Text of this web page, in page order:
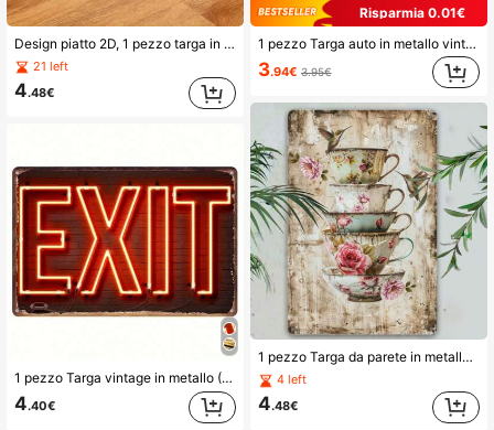
Design piatto 2D, 1 pezzo targa in ferro retrò - Tema 66, arte da parete in stile rurale e decorazione da esterno, 150*30cm, adatto per decorazione artistica, articoli di arredamento per la casa, lo stile è come mostrato nella tabella delle dimensioni.
21 left
4.48€
1 pezzo Targa vintage in metallo (20x30 cm) - Stampa piatta 2D in stile rustico per decorazione di casa e ufficio, cartellone in lamiera di ferro resistente con tema bar - Ideale per fattoria, bagno, giardino o forniture per feste, stile con fori casuali
4.40€
Risparmia 0.01€
1 pezzo Targa auto in metallo vintage, cartello in latta, cartellone in metallo, decorazione per casa e soggiorno, targa auto decorativa, copertura targa anteriore, etichetta personalizzata, targa auto in metallo, targa auto novità, per uomo e donna, 6*12 pollici
3.94€ 3.95€
1 pezzo Targa da parete in metallo a forma di tazza da tè vintage, con design vintage floreale e colibrì, targa in metallo durevole, adatta per casa, bar, caffè, giardino, stile fattoria, interno ed esterno, stile a fori casuali
4 left
4.48€